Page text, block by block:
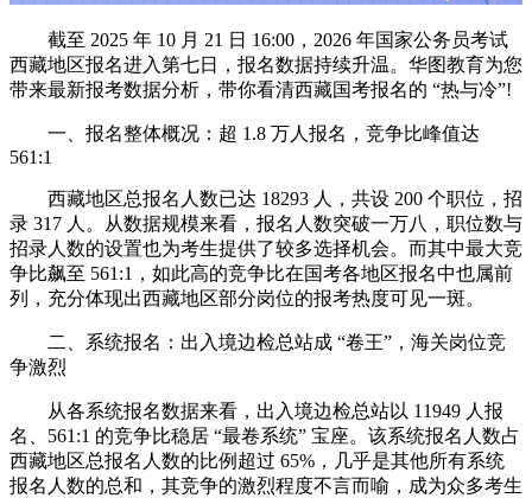
截至 2025 年 10 月 21 日 16:00，2026 年国家公务员考试
西藏地区报名进入第七日，报名数据持续升温。华图教育为您
带来最新报考数据分析，带你看清西藏国考报名的 “热与冷”!
一、报名整体概况：超 1.8 万人报名，竞争比峰值达
561:1
西藏地区总报名人数已达 18293 人，共设 200 个职位，招
录 317 人。从数据规模来看，报名人数突破一万八，职位数与
招录人数的设置也为考生提供了较多选择机会。而其中最大竞
争比飙至 561:1，如此高的竞争比在国考各地区报名中也属前
列，充分体现出西藏地区部分岗位的报考热度可见一斑。
二、系统报名：出入境边检总站成 “卷王”，海关岗位竞
争激烈
从各系统报名数据来看，出入境边检总站以 11949 人报
名、561:1 的竞争比稳居 “最卷系统” 宝座。该系统报名人数占
西藏地区总报名人数的比例超过 65%，几乎是其他所有系统
报名人数的总和，其竞争的激烈程度不言而喻，成为众多考生